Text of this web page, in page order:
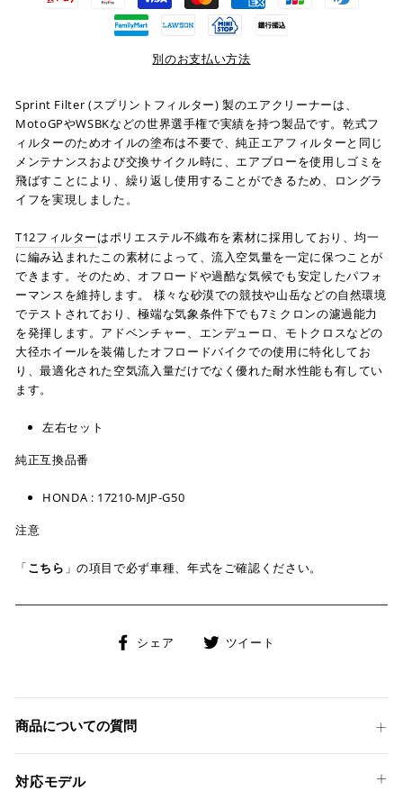
別のお支払い方法
Sprint Filter (スプリントフィルター) 製のエアクリーナーは、
MotoGPやWSBKなどの世界選手権で実績を持つ製品です。乾式フ
ィルターのためオイルの塗布は不要で、純正エアフィルターと同じ
メンテナンスおよび交換サイクル時に、エアブローを使用しゴミを
飛ばすことにより、繰り返し使用することができるため、ロングラ
イフを実現しました。
T12フィルターはポリエステル不織布を素材に採用しており、均一
に編み込まれたこの素材によって、流入空気量を一定に保つことが
できます。そのため、オフロードや過酷な気候でも安定したパフォ
ーマンスを維持します。 様々な砂漠での競技や山岳などの自然環境
でテストされており、極端な気象条件下でも7ミクロンの濾過能力
を発揮します。アドベンチャー、エンデューロ、モトクロスなどの
大径ホイールを装備したオフロードバイクでの使用に特化してお
り、最適化された空気流入量だけでなく優れた耐水性能も有してい
ます。
左右セット
純正互換品番
HONDA : 17210-MJP-G50
注意
「こちら 」の項目で必ず車種、年式をご確認ください。
シェア
Facebook
ェ
る
ツイート
稿
商品についての質問
対応モデル